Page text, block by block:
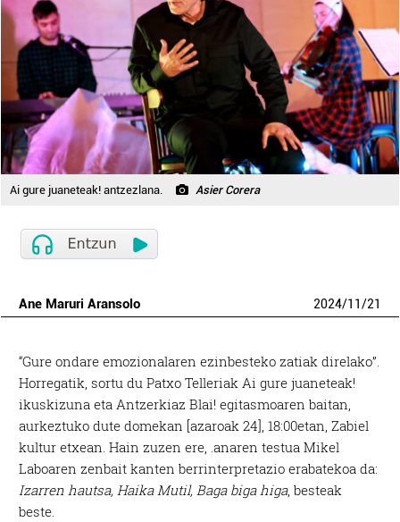
Ai gure juaneteak! antzezlana. Asier Corera
Ane Maruri Aransolo 2024/11/21
“Gure ondare emozionalaren ezinbesteko zatiak direlako”.
Horregatik, sortu du Patxo Telleriak Ai gure juaneteak!
ikuskizuna eta Antzerkiaz Blai! egitasmoaren baitan,
aurkeztuko dute domekan [azaroak 24], 18:00etan, Zabiel
kultur etxean. Hain zuzen ere, .anaren testua Mikel
Laboaren zenbait kanten berrinterpretazio erabatekoa da:
Izarren hautsa, Haika Mutil, Baga biga higa, besteak
beste.